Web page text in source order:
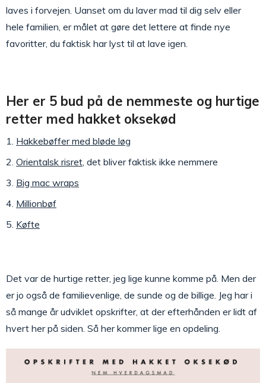
laves i forvejen. Uanset om du laver mad til dig selv eller
hele familien, er målet at gøre det lettere at finde nye
favoritter, du faktisk har lyst til at lave igen.
Her er 5 bud på de nemmeste og hurtige
retter med hakket oksekød
Hakkebøffer med bløde løg
Orientalsk risret , det bliver faktisk ikke nemmere
Big mac wraps
Millionbøf
Køfte
Det var de hurtige retter, jeg lige kunne komme på. Men der
er jo også de familievenlige, de sunde og de billige. Jeg har i
så mange år udviklet opskrifter, at der efterhånden er lidt af
hvert her på siden. Så her kommer lige en opdeling.